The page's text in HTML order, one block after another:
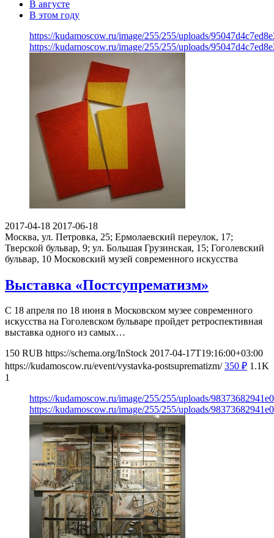
В августе
В этом году
https://kudamoscow.ru/image/255/255/uploads/
https://kudamoscow.ru/image/255/255/uploads/
2017-04-18 2017-06-18
Москва, ул. Петровка, 25; Ермолаевский переулок, 17;
Тверской бульвар, 9; ул. Большая Грузинская, 15; Гоголевский
бульвар, 10 Московский музей современного искусства
Выставка «Постсупрематизм»
С 18 апреля по 18 июня в Московском музее современного
искусства на Гоголевском бульваре пройдет ретроспективная
выставка одного из самых…
150 RUB https://schema.org/InStock 2017-04-17T19:16:00+03:00
https://kudamoscow.ru/event/vystavka-postsuprematizm/ 350 ₽ 1.1K
1
https://kudamoscow.ru/image/255/255/uploads/
https://kudamoscow.ru/image/255/255/uploads/